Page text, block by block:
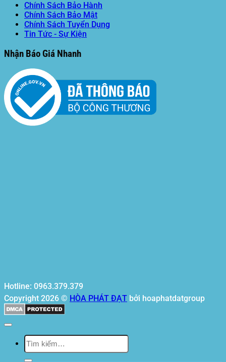
Chính Sách Bảo Hành
Chính Sách Bảo Mật
Chính Sách Tuyển Dụng
Tin Tức - Sự Kiện
Nhận Báo Giá Nhanh
Hotline: 0963.379.379
Copyright 2026 © HÒA PHÁT ĐẠT bởi hoaphatdatgroup
Tìm
kiếm: